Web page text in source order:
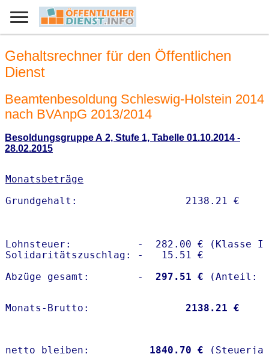
Gehaltsrechner für den Öffentlichen
Dienst
Beamtenbesoldung Schleswig-Holstein 2014
nach BVAnpG 2013/2014
Besoldungsgruppe A 2, Stufe 1, Tabelle 01.10.2014 -
28.02.2015
Monatsbeträge
Lohnsteuer:           -  282.00 € (Klasse I)
Solidaritätszuschlag: -   15.51 €
Abzüge gesamt:        -
  297.51 €
Monats-Brutto: 2138.21 €
netto bleiben: 1840.70 €